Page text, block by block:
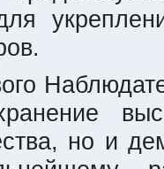
но и